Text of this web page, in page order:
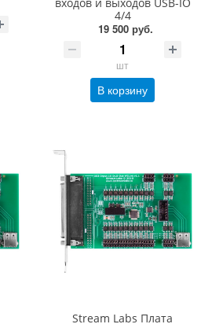
4/4
19 500 руб.
шт
В корзину
Stream Labs Плата